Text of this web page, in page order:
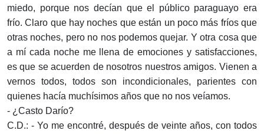
miedo, porque nos decían que el público paraguayo era
frío. Claro que hay noches que están un poco más fríos que
otras noches, pero no nos podemos quejar. Y otra cosa que
a mí cada noche me llena de emociones y satisfacciones,
es que se acuerden de nosotros nuestros amigos. Vienen a
vernos todos, todos son incondicionales, parientes con
quienes hacía muchísimos años que no nos veíamos.
- ¿Casto Darío?
C.D.: - Yo me encontré, después de veinte años, con todos